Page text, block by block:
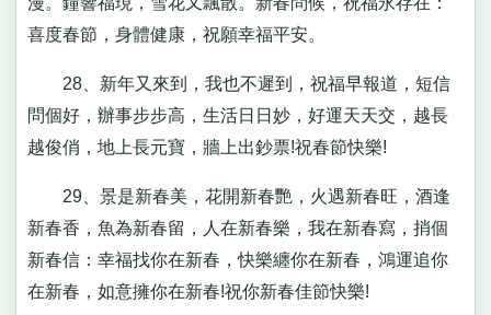
喜度春節，身體健康，祝願幸福平安。
28、新年又來到，我也不遲到，祝福早報道，短信
問個好，辦事步步高，生活日日妙，好運天天交，越長
越俊俏，地上長元寶，牆上出鈔票!祝春節快樂!
29、景是新春美，花開新春艷，火遇新春旺，酒逢
新春香，魚為新春留，人在新春樂，我在新春寫，捎個
新春信：幸福找你在新春，快樂纏你在新春，鴻運追你
在新春，如意擁你在新春!祝你新春佳節快樂!